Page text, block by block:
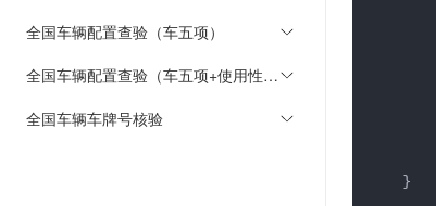
全国车辆配置查验（车五项）
全国车辆配置查验（车五项+使用性质）
全国车辆车牌号核验